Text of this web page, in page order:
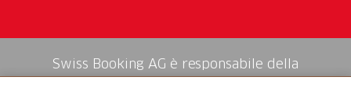
Swiss Booking AG è responsabile della